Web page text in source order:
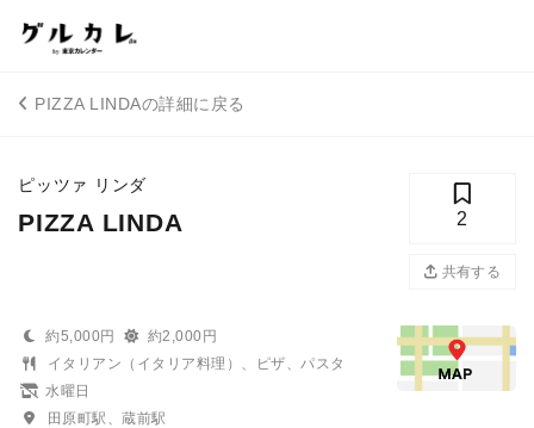
PIZZA LINDAの詳細に戻る
ピッツァ リンダ
PIZZA LINDA 2
共有する
約5,000円
約2,000円
イタリアン（イタリア料理）、ピザ、パスタ
水曜日
田原町駅、蔵前駅